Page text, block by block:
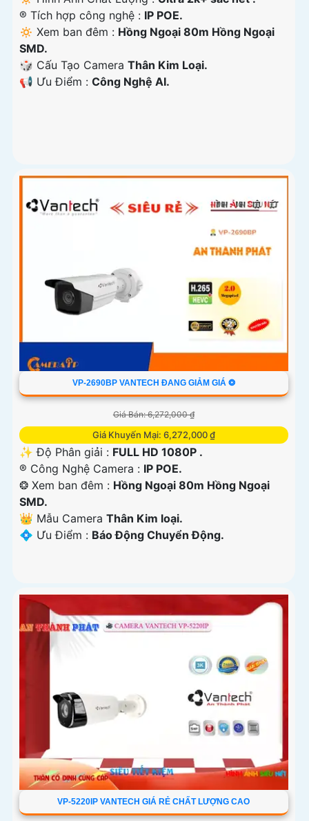
®️ Tích hợp công nghệ : IP POE.
🔅 Xem ban đêm : Hồng Ngoại 80m Hồng Ngoại
SMD.
🎲 Cấu Tạo Camera Thân Kim Loại.
️📢 Ưu Điểm : Công Nghệ AI.
VP-2690BP VANTECH ĐANG GIẢM GIÁ ❂
Giá Bán: 6,272,000 ₫
Giá Khuyến Mại: 6,272,000 ₫
✨ Độ Phân giải : FULL HD 1080P .
®️ Công Nghệ Camera : IP POE.
❂ Xem ban đêm : Hồng Ngoại 80m Hồng Ngoại
SMD.
👑 Mẫu Camera Thân Kim loại.
️💠 Ưu Điểm : Báo Động Chuyển Động.
VP-5220IP VANTECH GIÁ RẺ CHẤT LƯỢNG CAO